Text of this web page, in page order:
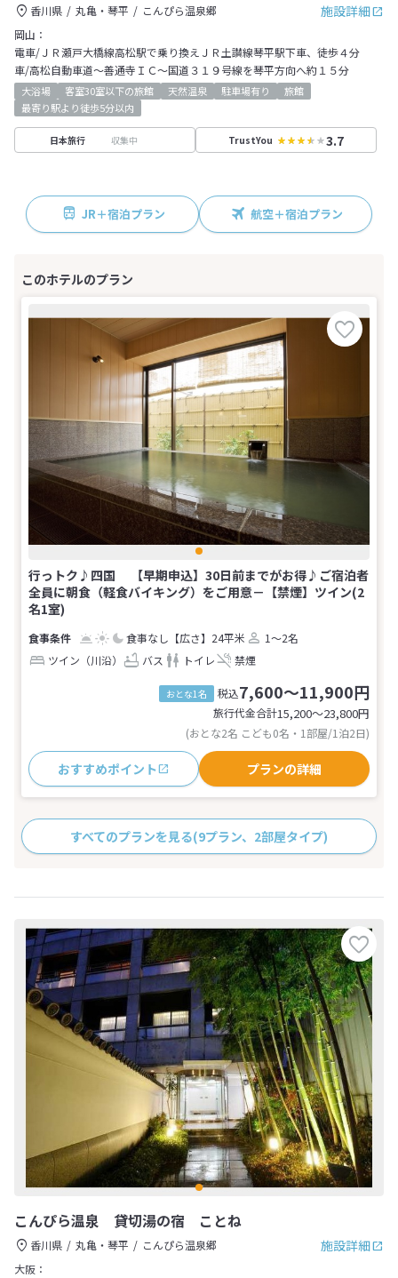
施設詳細
香川県 丸亀・琴平
こんぴら温泉郷
岡山：
電車/ＪＲ瀬戸大橋線高松駅で乗り換えＪＲ土讃線琴平駅下車、徒歩４分
車/高松自動車道～善通寺ＩＣ～国道３１９号線を琴平方向へ約１５分
大浴場 客室30室以下の旅館 天然温泉 駐車場有り
旅館
最寄り駅より徒歩5分以内
日本旅行 収集中 TrustYou 3.7
JR＋宿泊プラン 航空＋宿泊プラン
行っトク♪四国 【早期申込】30日前までがお得♪ご宿泊者
全員に朝食（軽食バイキング）をご用意－【禁煙】ツイン(2
名1室)
食事なし 【広さ】24平米
1～2名
ツイン（川沿）
バス トイレ 禁煙
おとな1名 税込7,600～11,900円
旅行代金合計15,200〜23,800円
(おとな2名 こども0名・1部屋/1泊2日)
おすすめポイント プランの詳細
すべてのプランを見る(9プラン、2部屋タイプ)
こんぴら温泉 貸切湯の宿 ことね
施設詳細
香川県 丸亀・琴平
こんぴら温泉郷
大阪：